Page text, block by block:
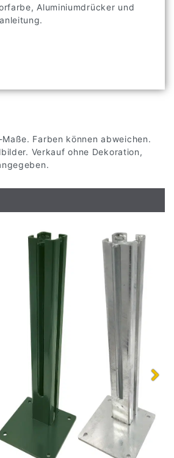
Aluminiumdrücker und
Farben können abweichen.
Verkauf ohne Dekoration,